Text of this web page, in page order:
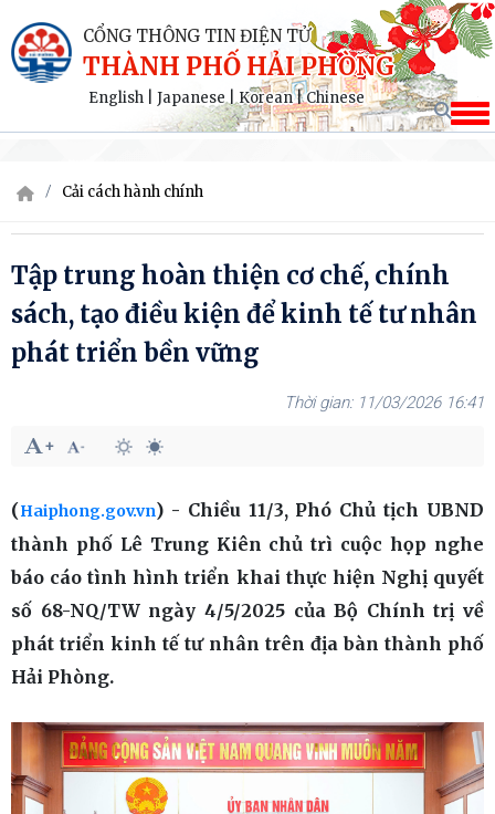
CỔNG THÔNG TIN ĐIỆN TỬ
THÀNH PHỐ HẢI PHÒNG
English Japanese|Korean|Chinese
Cải cách hành chính
Tập trung hoàn thiện cơ chế, chính
sách, tạo điều kiện để kinh tế tư nhân
phát triển bền vững
11/03/2026 16:41
(Haiphong.gov.vn) - Chiều 11/3, Phó Chủ tịch UBND
thành phố Lê Trung Kiên chủ trì cuộc họp nghe
báo cáo tình hình triển khai thực hiện Nghị quyết
số 68-NQ/TW ngày 4/5/2025 của Bộ Chính trị về
phát triển kinh tế tư nhân trên địa bàn thành phố
Hải Phòng.